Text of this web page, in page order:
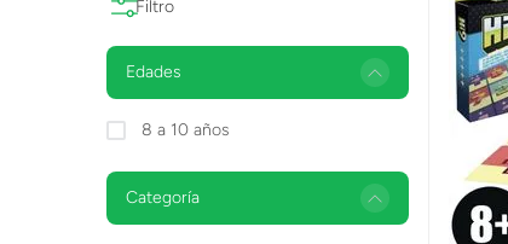
Juegos de Mesa
Lanzadores
Muñecas
Construcción
Edades
8 a 10 años
Categoría